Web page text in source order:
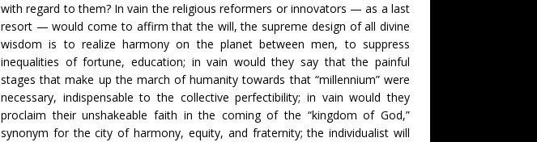
with regard to them? In vain the religious reformers or innovators — as a last
resort — would come to affirm that the will, the supreme design of all divine
wisdom is to realize harmony on the planet between men, to suppress
inequalities of fortune, education; in vain would they say that the painful
stages that make up the march of humanity towards that “millennium” were
necessary, indispensable to the collective perfectibility; in vain would they
proclaim their unshakeable faith in the coming of the “kingdom of God,”
synonym for the city of harmony, equity, and fraternity; the individualist will